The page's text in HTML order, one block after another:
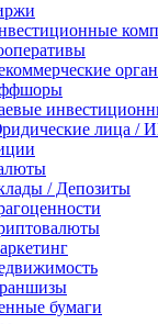
лица /
/ Депозиты
бумаги